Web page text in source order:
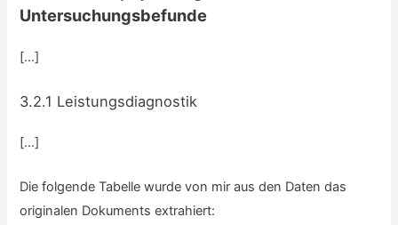
Untersuchungsbefunde
[…]
3.2.1 Leistungsdiagnostik
[…]
Die folgende Tabelle wurde von mir aus den Daten das
originalen Dokuments extrahiert: